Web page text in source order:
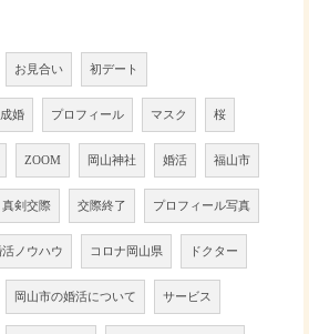
お見合い 初デート
成婚 プロフィール マスク 桜
ZOOM 岡山神社 婚活 福山市
真剣交際 交際終了 プロフィール写真
活ノウハウ コロナ岡山県 ドクター
岡山市の婚活について サービス